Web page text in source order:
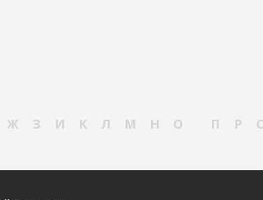
Ж З И К Л М Н О П Р С